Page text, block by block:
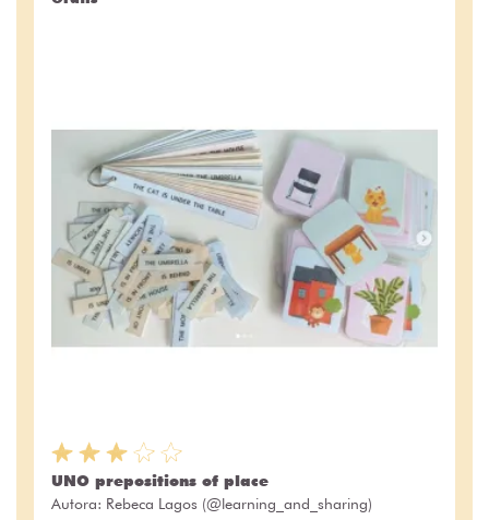
UNO prepositions of place
Autora: Rebeca Lagos (@learning_and_sharing)